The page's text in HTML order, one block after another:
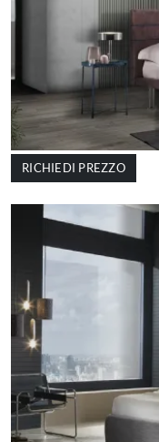
RICHIEDI PREZZO